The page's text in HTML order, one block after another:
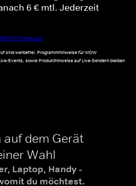
6 € mtl. Jederzeit
Premium
sind werbefrei. Programmhinweise für WOW
Events, sowie Produkthinweise auf Live-Sendern bleiben
auf dem Gerät
Wahl
Laptop, Handy -
du möchtest.